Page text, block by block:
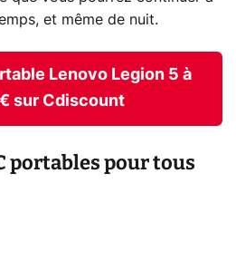
et même de nuit.
Lenovo Legion 5 à
sur Cdiscount
portables pour tous